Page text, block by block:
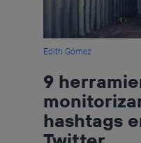
Edith Gómez
9
hashtags